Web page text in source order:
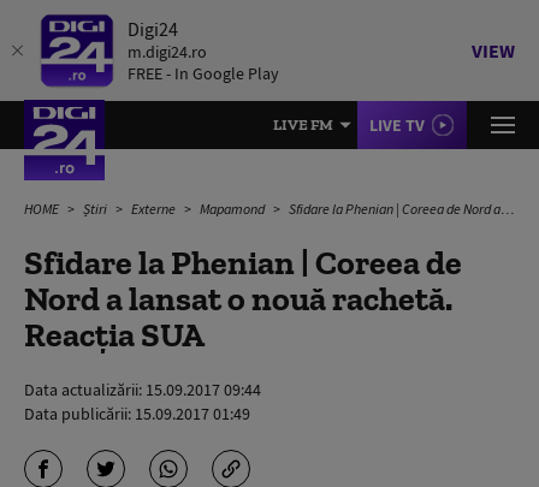
Digi24
m.digi24.ro
FREE - In Google Play
VIEW
LIVE FM LIVE TV
HOME Știri Externe Mapamond Sfidare la Phenian | Coreea de Nord a lansat o nouă rachetă. Reacția SUA
Sfidare la Phenian | Coreea de
Nord a lansat o nouă rachetă.
Reacția SUA
Data actualizării: 15.09.2017 09:44
Data publicării: 15.09.2017 01:49